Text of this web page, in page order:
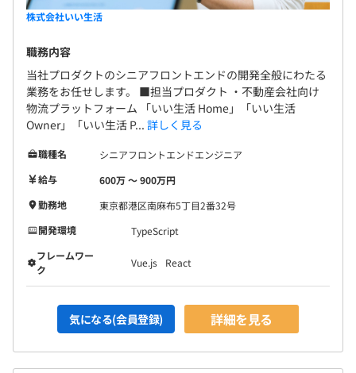
株式会社いい生活
職務内容
当社プロダクトのシニアフロントエンドの開発全般にわたる
業務をお任せします。 ■担当プロダクト ・不動産会社向け
物流プラットフォーム 「いい生活 Home」「いい生活
Owner」「いい生活 P... 詳しく見る
職種名
シニアフロントエンドエンジニア
給与
600万 〜 900万円
勤務地
東京都港区南麻布5丁目2番32号
開発環境
TypeScript
フレームワー
ク
Vue.js React
気になる(会員登録) 詳細を見る